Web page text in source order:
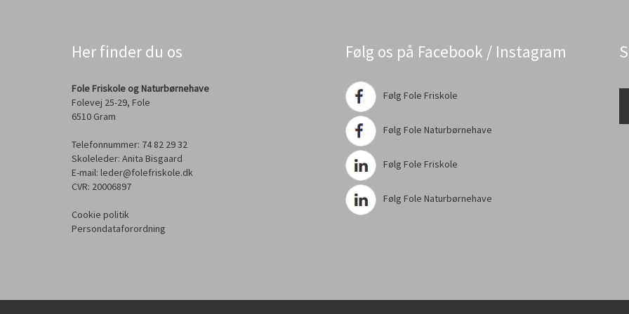
Her finder du os
Fole Friskole og Naturbørnehave
Folevej 25-29, Fole
6510 Gram
Telefonnummer: 74 82 29 32
Skoleleder: Anita Bisgaard
E-mail: leder@folefriskole.dk
CVR: 20006897
Cookie politik
Persondataforordning
Følg os på Facebook / Instagram
Følg Fole Friskole
Følg Fole Naturbørnehave
Følg Fole Friskole
Følg Fole Naturbørnehave